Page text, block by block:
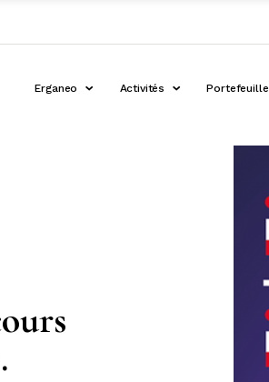
Erganeo Activités Portefeuille